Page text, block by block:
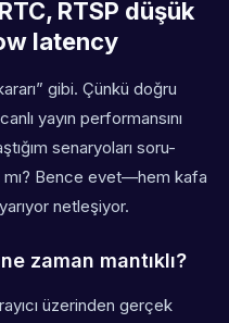
RTSP düşük
latency
gibi. Çünkü doğru
yayın performansını
senaryoları soru-
mı? Bence evet—hem kafa
netleşiyor.
zaman mantıklı?
üzerinden gerçek